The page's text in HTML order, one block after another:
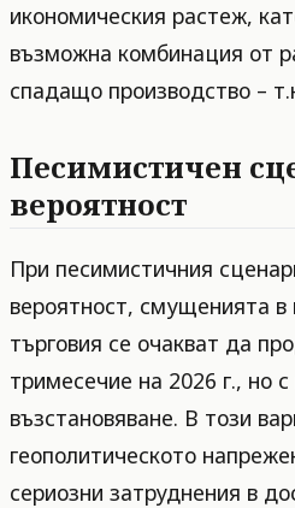
икономическия растеж,
възможна комбинация от
спадащо производство –
Песимистичен
вероятност
При песимистичния
вероятност, смущенията
търговия се очакват да
тримесечие на 2026 г., но
възстановяване. В този
геополитическото
сериозни затруднения в